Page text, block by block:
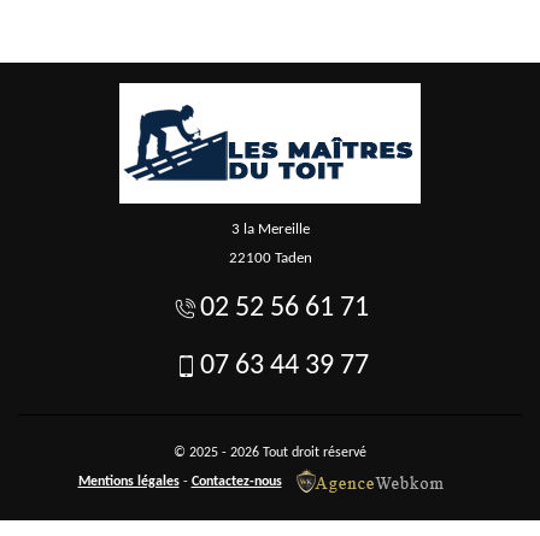
3 la Mereille
22100 Taden
02 52 56 61 71
07 63 44 39 77
© 2025 - 2026 Tout droit réservé
Mentions légales- Contactez-nous